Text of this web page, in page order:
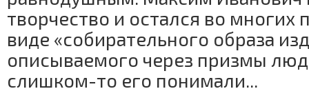
творчество и остался во многих
виде «собирательного образа
описываемого через призмы
слишком-то его понимали...